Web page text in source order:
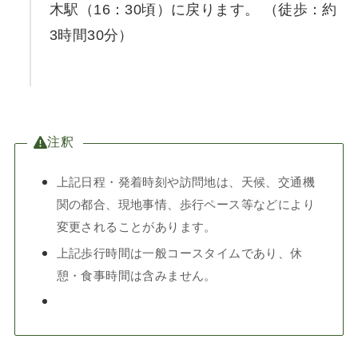
木駅（16：30頃）に戻ります。 （徒歩：約
3時間30分）
注釈
上記日程・発着時刻や訪問地は、天候、交通機
関の都合、現地事情、歩行ペース等などにより
変更されることがあります。
上記歩行時間は一般コースタイムであり、休
憩・食事時間は含みません。